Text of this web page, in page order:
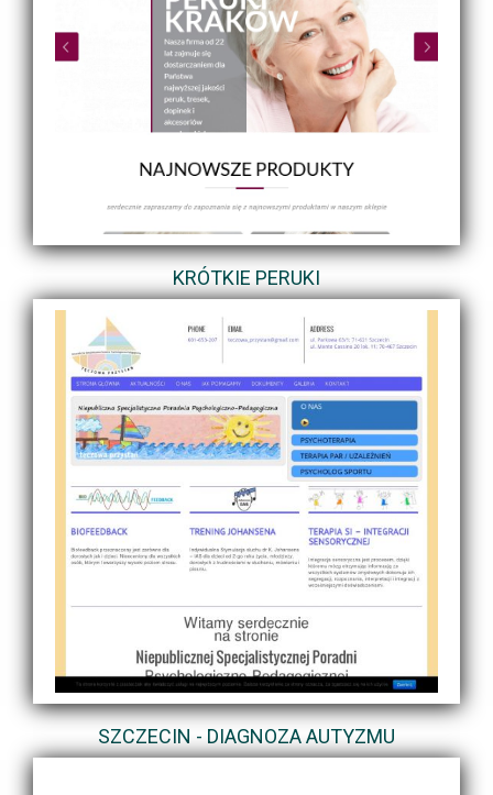
KRÓTKIE PERUKI
SZCZECIN - DIAGNOZA AUTYZMU